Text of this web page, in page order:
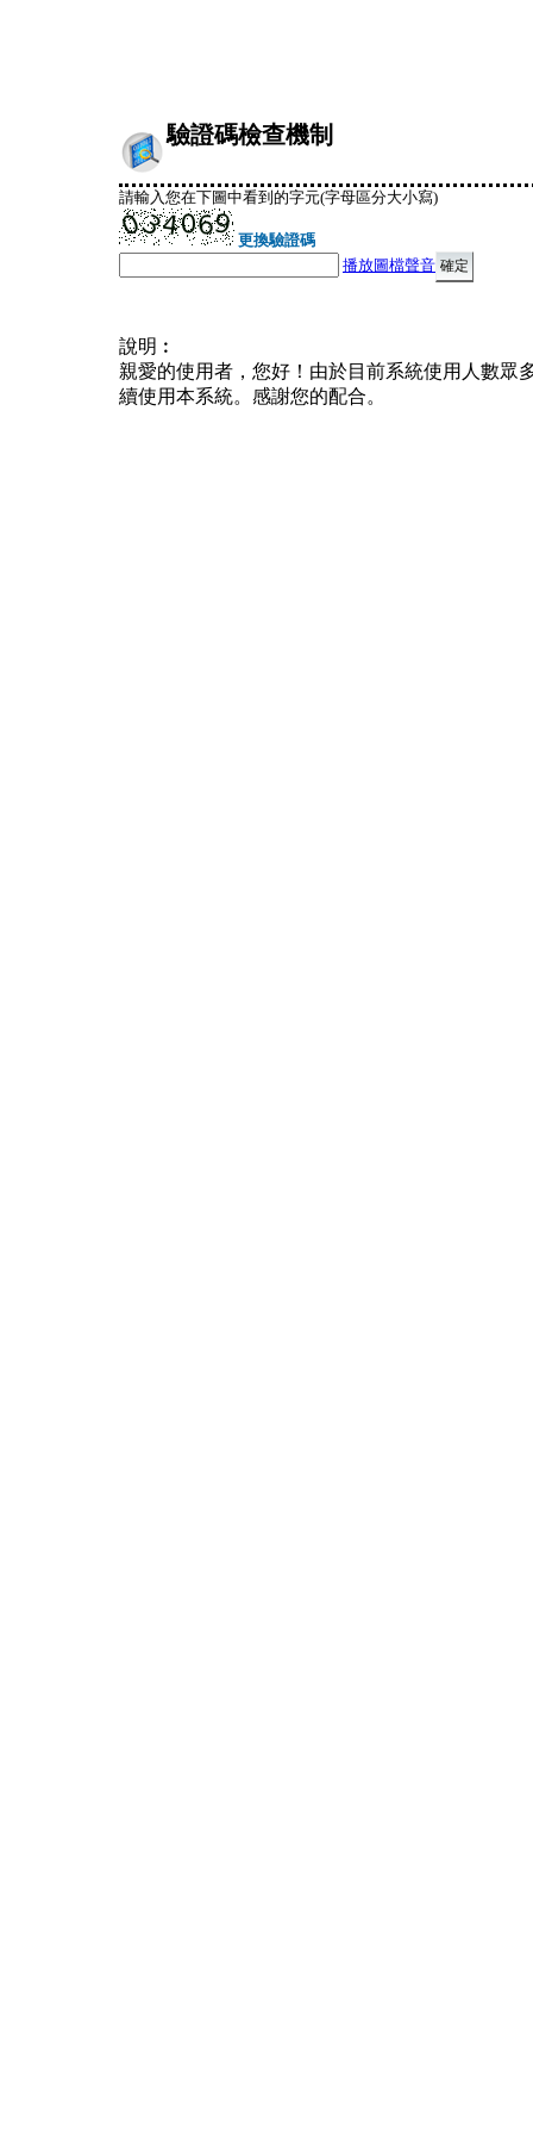
驗證碼檢查機制
請輸入您在下圖中看到的字元(字母區分大小寫)
更換驗證碼
播放圖檔聲音
說明︰
親愛的使用者，您好！由於目前系統使用人數眾
續使用本系統。感謝您的配合。